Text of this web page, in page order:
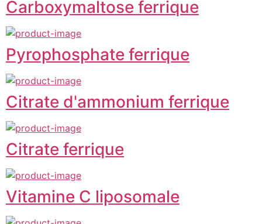
Carboxymaltose ferrique
Pyrophosphate ferrique
Citrate d'ammonium ferrique
Citrate ferrique
Vitamine C liposomale